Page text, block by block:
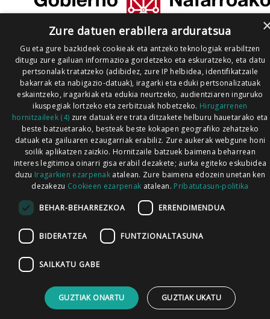
Zure datuen erabilera arduratsua
Gu eta gure bazkideek cookieak eta antzeko teknologiak erabiltzen
ditugu zure gailuan informazioa gordetzeko eta eskuratzeko, eta datu
pertsonalak tratatzeko (adibidez, zure IP helbidea, identifikatzaile
bakarrak eta nabigazio-datuak), iragarki eta eduki pertsonalizatuak
eskaintzeko, iragarkiak eta edukia neurtzeko, audientziaren inguruko
ikuspegiak lortzeko eta zerbitzuak hobetzeko. Hirugarrenen
hornitzaileek (4) zure datuak ere trata ditzakete helburu hauetarako eta
beste batzuetarako, besteak beste kokapen geografiko zehatzeko
datuak eta gailuaren ezaugarriak erabiliz. Zure aukerak webgune honi
soilik aplikatzen zaizkio. Hornitzaile batzuek baimena beharrean
interes legitimoa oinarri gisa erabil dezakete; aurka egiteko eskubidea
duzu Iragarkien ezarpenak atalean. Zure baimena edozein unetan ken
dezakezu Cookieen ezarpenak atalean. Pribatutasun-politika
BEHAR-BEHARREZKOA ERRENDIMENDUA
BIDERATZEA FUNTZIONALTASUNA
SAILKATU GABE
GUZTIAK ONARTU GUZTIAK UKATU